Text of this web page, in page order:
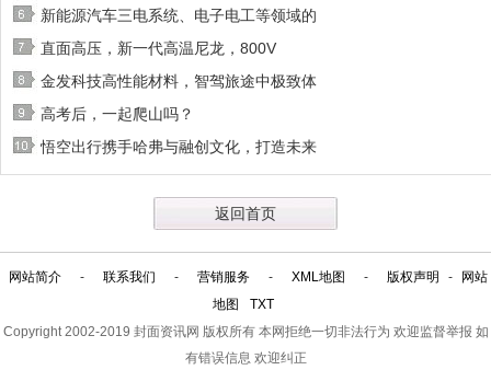
新能源汽车三电系统、电子电工等领域的
直面高压，新一代高温尼龙，800V
金发科技高性能材料，智驾旅途中极致体
高考后，一起爬山吗？
悟空出行携手哈弗与融创文化，打造未来
返回首页
网站简介 - 联系我们 - 营销服务 - XML地图 - 版权声明 -
网站
地图
TXT
Copyright 2002-2019 封面资讯网 版权所有 本网拒绝一切非法行为 欢迎监督举报 如
有错误信息 欢迎纠正